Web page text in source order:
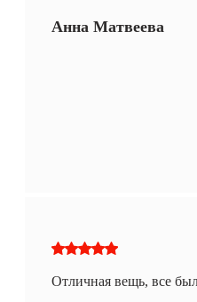
Анна Матвеева
Отличная вещь, все